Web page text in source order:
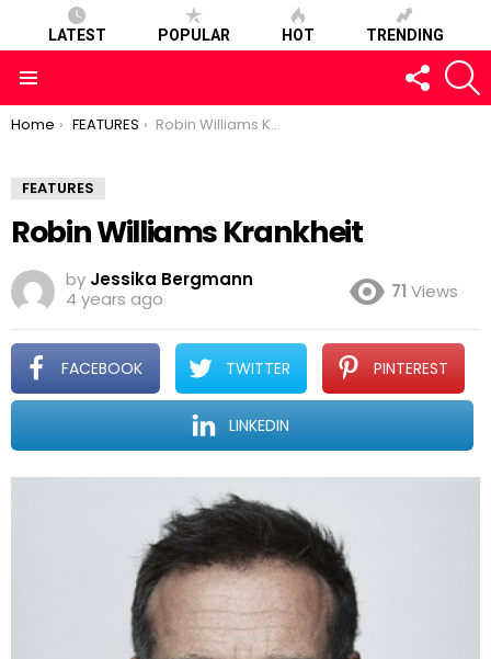
LATEST POPULAR HOT TRENDING
FOLLOW
US
You are here:
Home FEATURES Robin Williams Krankheit
FEATURES
Robin Williams Krankheit
by Jessika Bergmann
4 years ago
71 Views
FACEBOOK TWITTER PINTEREST
LINKEDIN